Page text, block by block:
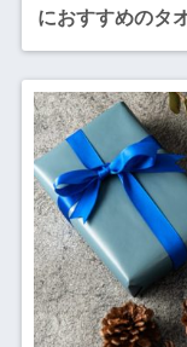
におすすめのタ